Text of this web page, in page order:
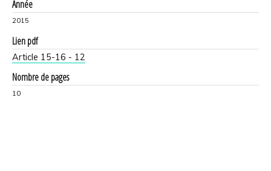
Année
2015
Lien pdf
Article 15-16 - 12
Nombre de pages
10